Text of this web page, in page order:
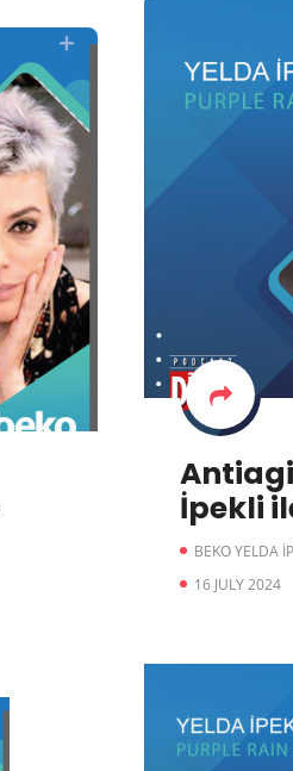
İpekli
BEKO YELDA
16 JULY 2024